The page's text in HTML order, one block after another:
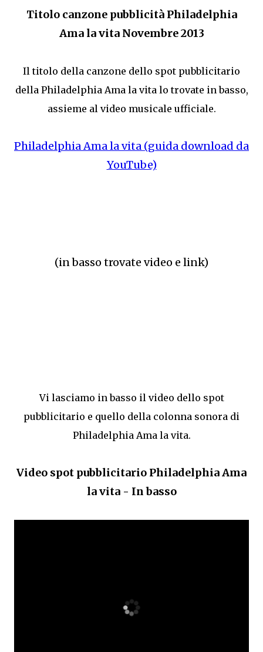
Titolo canzone pubblicità Philadelphia
Ama la vita Novembre 2013
Il titolo della canzone dello spot pubblicitario
della Philadelphia Ama la vita lo trovate in basso,
assieme al video musicale ufficiale.
Philadelphia Ama la vita (guida download da
YouTube)
(in basso trovate video e link)
Vi lasciamo in basso il video dello spot
pubblicitario e quello della colonna sonora di
Philadelphia Ama la vita.
Video spot pubblicitario Philadelphia Ama
la vita - In basso